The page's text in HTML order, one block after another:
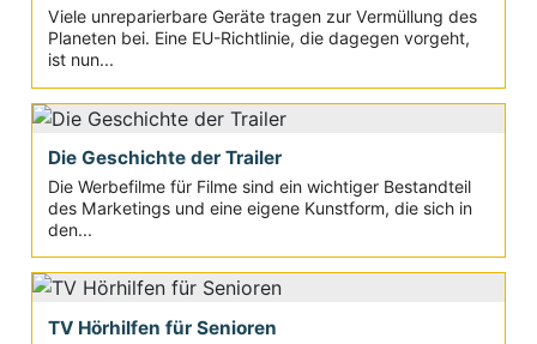
Viele unreparierbare Geräte tragen zur Vermüllung des
Planeten bei. Eine EU-Richtlinie, die dagegen vorgeht,
ist nun...
Die Geschichte der Trailer
Die Werbefilme für Filme sind ein wichtiger Bestandteil
des Marketings und eine eigene Kunstform, die sich in
den...
TV Hörhilfen für Senioren